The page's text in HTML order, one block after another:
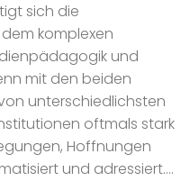
sich die
komplexen
und
mit den beiden
unterschiedlichsten
oftmals stark
Hoffnungen
und adressiert....